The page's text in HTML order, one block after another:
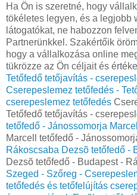
Ha Ön is szeretné, hogy
tökéletes legyen, és a legjobb
látogatókat, ne habozzon
Partnerünkkel. Szakértőik
hogy a vállalkozása online
tükrözze az Ön céljait és
Tetőfedő tetőjavítás -
‎Cserepeslemez tetőfedés -
cserepeslemez tetőfedés
Tetőfedő tetőjavítás -
tetőfedő - Jánossomorja
Marcell tetőfedő -
Rákoscsaba Dezsõ tetőfedő -
Dezsõ tetőfedő - Budapest -
Szeged - Szőreg -
tetőfedés és tetőfelújítás